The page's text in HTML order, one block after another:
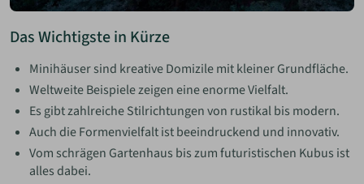
Das Wichtigste in Kürze
Minihäuser sind kreative Domizile mit kleiner Grundfläche.
Weltweite Beispiele zeigen eine enorme Vielfalt.
Es gibt zahlreiche Stilrichtungen von rustikal bis modern.
Auch die Formenvielfalt ist beeindruckend und innovativ.
Vom schrägen Gartenhaus bis zum futuristischen Kubus ist
alles dabei.